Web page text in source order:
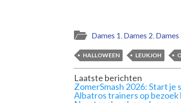
Dames 1 Dames 2 Dames
HALLOWEEN LEUKJOH
Laatste berichten
ZomerSmash 2026: Start
Albatros trainers op